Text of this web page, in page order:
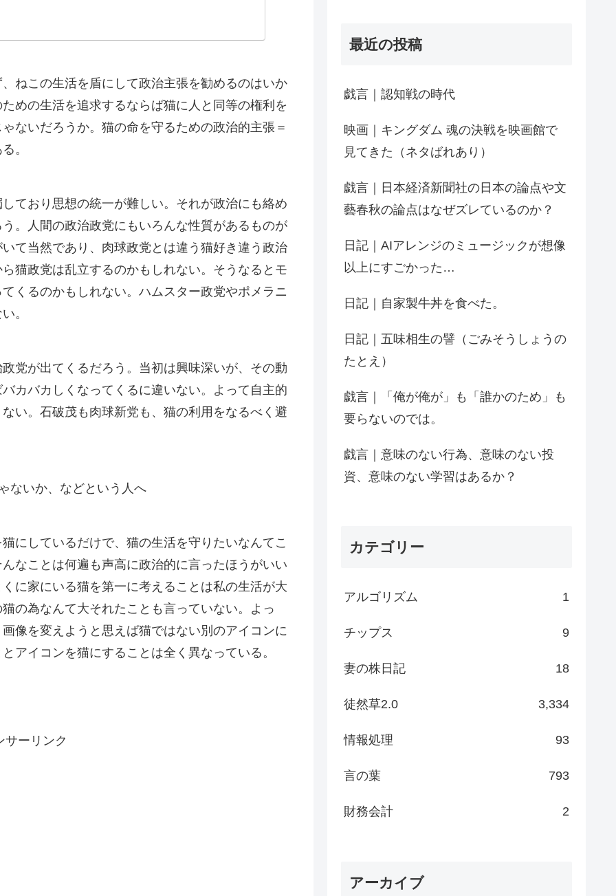
ねこの生活を盾にして政治主張を勧めるのはいか
めの生活を追求するならば猫に人と同等の権利を
ないだろうか。猫の命を守るための政治的主張＝
。
ており思想の統一が難しい。それが政治にも絡め
。人間の政治政党にもいろんな性質があるものが
て当然であり、肉球政党とは違う猫好き違う政治
猫政党は乱立するのかもしれない。そうなるとモ
くるのかもしれない。ハムスター政党やポメラニ
。
党が出てくるだろう。当初は興味深いが、その動
カバカしくなってくるに違いない。よって自主的
い。石破茂も肉球新党も、猫の利用をなるべく避
ないか、などという人へ
にしているだけで、猫の生活を守りたいなんてこ
なことは何遍も声高に政治的に言ったほうがいい
に家にいる猫を第一に考えることは私の生活が大
の為なんて大それたことも言っていない。よっ
像を変えようと思えば猫ではない別のアイコンに
アイコンを猫にすることは全く異なっている。
サーリンク
最近の投稿
戯言｜認知戦の時代
映画｜キングダム 魂の決戦を映画館で
見てきた（ネタばれあり）
戯言｜日本経済新聞社の日本の論点や文
藝春秋の論点はなぜズレているのか？
日記｜AIアレンジのミュージックが想像
以上にすごかった…
日記｜自家製牛丼を食べた。
日記｜五味相生の譬（ごみそうしょうの
たとえ）
戯言｜「俺が俺が」も「誰かのため」も
要らないのでは。
戯言｜意味のない行為、意味のない投
資、意味のない学習はあるか？
カテゴリー
アルゴリズム 1
チップス 9
妻の株日記 18
徒然草2.0 3,334
情報処理 93
言の葉 793
財務会計 2
アーカイブ